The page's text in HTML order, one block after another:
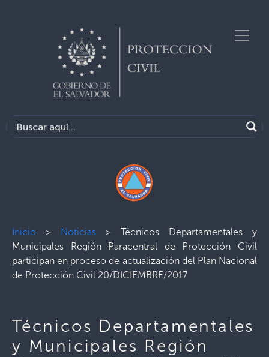
Inicio > Noticias > Técnicos Departamentales y
Municipales Región Paracentral de Protección Civil
participan en proceso de actualización del Plan Nacional
de Protección Civil 20/DICIEMBRE/2017
Técnicos Departamentales
y Municipales Región